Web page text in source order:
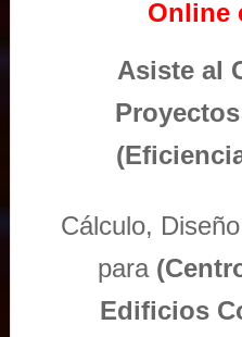
Online
Asiste al
Cálculo,
para
Edificios